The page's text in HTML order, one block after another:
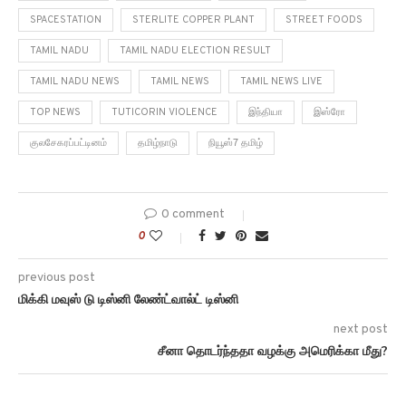
SPACESTATION STERLITE COPPER PLANT STREET FOODS
TAMIL NADU TAMIL NADU ELECTION RESULT
TAMIL NADU NEWS TAMIL NEWS TAMIL NEWS LIVE
TOP NEWS TUTICORIN VIOLENCE இந்தியா இஸ்ரோ
குலசேகரப்பட்டினம் தமிழ்நாடு நியூஸ்7 தமிழ்
0 comment
0
previous post
மிக்கி மவுஸ் டு டிஸ்னி லேண்ட்வால்ட் டிஸ்னி
next post
சீனா தொடர்ந்ததா வழக்கு அமெரிக்கா மீது?